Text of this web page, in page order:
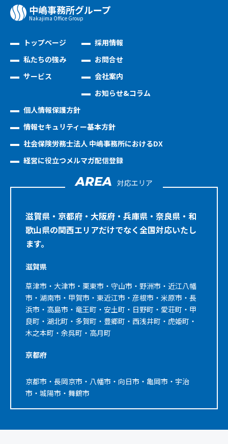
中嶋事務所グループ
Nakajima Oﬃce Group
トップページ
私たちの強み
サービス
採用情報
お問合せ
会社案内
お知らせ&コラム
個人情報保護方針
情報セキュリティー基本方針
社会保険労務士法人 中嶋事務所におけるDX
経営に役立つメルマガ配信登録
AREA 対応エリア
滋賀県・京都府・大阪府・兵庫県・奈良県・和
歌山県の関西エリアだけでなく全国対応いたし
ます。
滋賀県
草津市・大津市・栗東市・守山市・野洲市・近江八幡
市・湖南市・甲賀市・東近江市・彦根市・米原市・長
浜市・高島市・竜王町・安土町・日野町・愛荘町・甲
良町・湖北町・多賀町・豊郷町・西浅井町・虎姫町・
木之本町・余呉町・高月町
京都府
京都市・長岡京市・八幡市・向日市・亀岡市・宇治
市・城陽市・舞鶴市